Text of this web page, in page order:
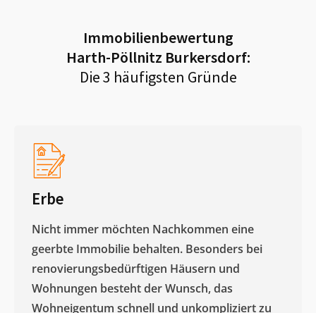
Immobilienbewertung
Harth-Pöllnitz Burkersdorf:
Die 3 häufigsten Gründe
Erbe
Nicht immer möchten Nachkommen eine
geerbte Immobilie behalten. Besonders bei
renovierungsbedürftigen Häusern und
Wohnungen besteht der Wunsch, das
Wohneigentum schnell und unkompliziert zu